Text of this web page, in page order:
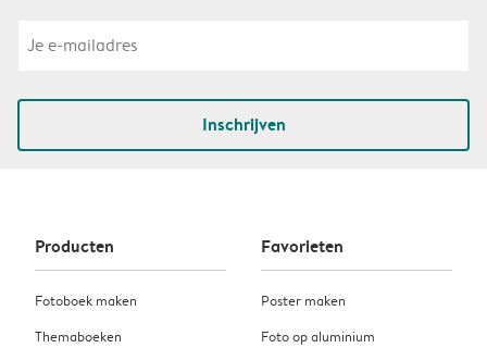
Inschrijven
Producten
Fotoboek maken
Themaboeken
Favorieten
Poster maken
Foto op aluminium